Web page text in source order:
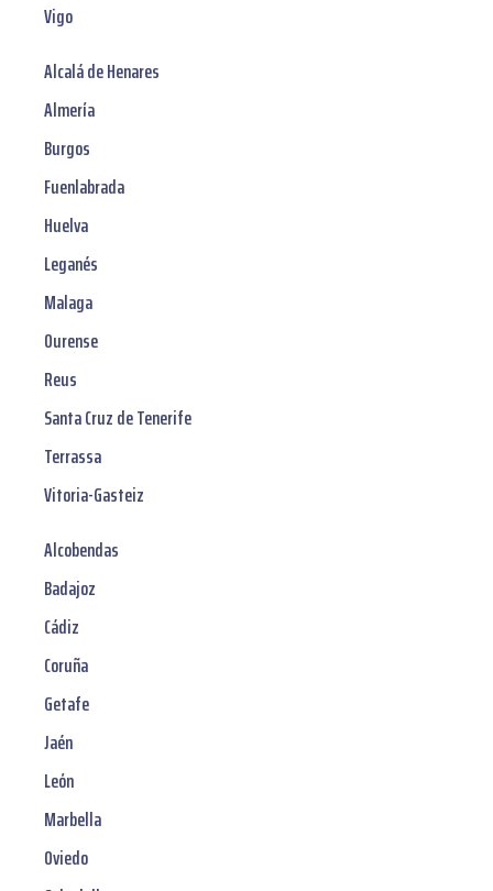
Vigo
Alcalá de Henares
Almería
Burgos
Fuenlabrada
Huelva
Leganés
Malaga
Ourense
Reus
Santa Cruz de Tenerife
Terrassa
Vitoria-Gasteiz
Alcobendas
Badajoz
Cádiz
Coruña
Getafe
Jaén
León
Marbella
Oviedo